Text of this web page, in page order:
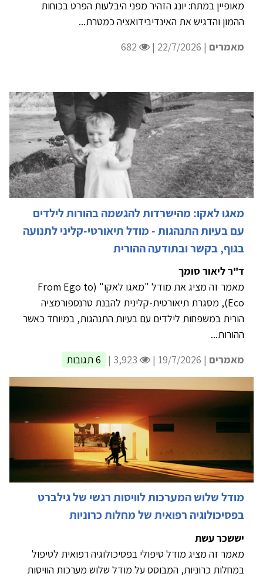
מאופיין במתח: יונג הזהיר מפני היבלעות הפרט בכוחות
ההמון והדגיש את האינדיבידואציה כמטרת...
מאמרים | 22/7/2026 |
מאגו לאקו: מהישרדות להגשמה בהורות לילדים
עם בעיות התנהגות - מודל תיאורטי-קליני לתנועה
בגוף, בקשר ובתודעה ההורית
ד"ר ליאור סומך
מאמר זה מציג את מודל "מאגו לאקו" (From Ego to
Eco), מסגרת תיאורטית-קלינית להבנת טרנספורמציה
הורית במשפחות לילדים עם בעיות התנהגות, במיוחד כאשר
ההורות...
מאמרים | 19/7/2026 | 6 תגובות
מודל שלוש המערכות לוויסות רגשי של גילברט
בפסיכולוגיה רפואית של מחלות כרוניות
יששכר עשת
מאמר זה מציג מודל טיפולי בפסיכולוגיה רפואית לטיפול
במחלות כרוניות, המבוסס על מודל שלוש מערכות הוויסות